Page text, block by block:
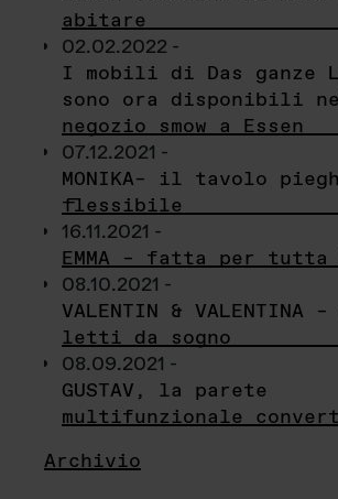
abitare
02.02.2022 -
I mobili di Das ganze
sono ora disponibili
negozio smow a Essen
07.12.2021 -
MONIKA– il tavolo
flessibile
16.11.2021 -
EMMA – fatta per
08.10.2021 -
VALENTIN & VALENTINA
letti da sogno
08.09.2021 -
GUSTAV, la parete
multifunzionale
Archivio